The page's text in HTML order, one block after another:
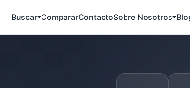
Buscar CompararContactoSobre Nosotros